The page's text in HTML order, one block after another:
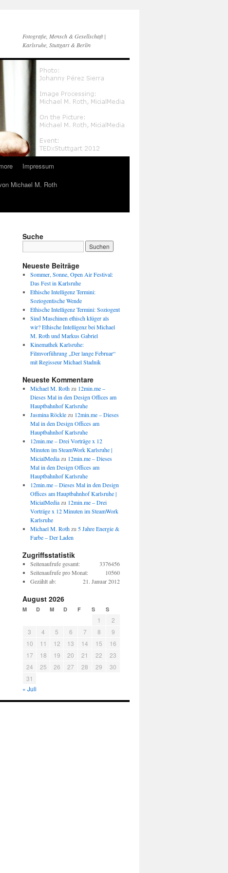
Fotografie, Mensch & Gesellschaft |
Karlsruhe, Stuttgart & Berlin
Impressum
Michael M. Roth
Suche
Neueste Beiträge
Sommer, Sonne, Open Air Festival:
Das Fest in Karlsruhe
Ethische Intelligenz Termini:
Soziogentische Wende
Ethische Intelligenz Termini: Soziogent
Sind Maschinen ethisch klüger als
wir? Ethische Intelligenz bei Michael
M. Roth und Markus Gabriel
Kinemathek Karlsruhe:
Filmvorführung „Der lange Februar“
mit Regisseur Michael Stadnik
Neueste Kommentare
Michael M. Rothzu 12min.me –
Dieses Mal in den Design Offices am
Hauptbahnhof Karlsruhe
Jasmina Röcklezu 12min.me – Dieses
Mal in den Design Offices am
Hauptbahnhof Karlsruhe
12min.me – Drei Vorträge x 12
Minuten im SteamWork Karlsruhe |
MicialMediazu 12min.me – Dieses
Mal in den Design Offices am
Hauptbahnhof Karlsruhe
12min.me – Dieses Mal in den Design
Offices am Hauptbahnhof Karlsruhe |
MicialMediazu 12min.me – Drei
Vorträge x 12 Minuten im SteamWork
Karlsruhe
Michael M. Rothzu 5 Jahre Energie &
Farbe – Der Laden
Zugriffsstatistik
3376456
Seitenaufrufe gesamt:
10560
Seitenaufrufe pro Monat:
21. Januar 2012
Gezählt ab:
August 2026
M D M D F S S
1
2
3
4 5 6 7 8
9
10
11 12 13 14 15
16
17
18 19 20 21 22
23
24
25 26 27 28 29
30
31
« Juli